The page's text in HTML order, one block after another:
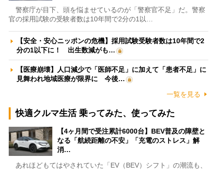
警察庁が目下、頭を悩ませているのが「警察官不足」だ。警察
官の採用試験の受験者数は10年間で2分の1以…
【安全・安心ニッポンの危機】採用試験受験者数は10年間で2
分の1以下に！ 出生数減がも…
【医療崩壊】人口減少で「医師不足」に加えて「患者不足」に
見舞われ地域医療が限界に 今後…
一覧を見る
快適クルマ生活 乗ってみた、使ってみた
【4ヶ月間で受注累計6000台】BEV普及の障壁と
なる「航続距離の不安」「充電のストレス」解
消…
あれほどもてはやされていた「EV（BEV）シフト」の潮流も、